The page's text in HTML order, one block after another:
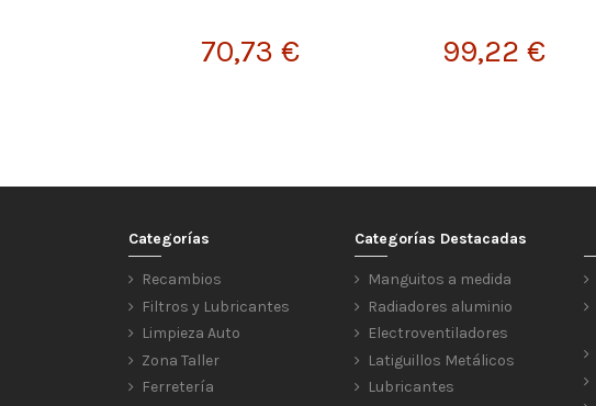
70,73 € 99,22 €
Categorías
Recambios
Filtros y Lubricantes
Limpieza Auto
Zona Taller
Ferretería
Categorías Destacadas
Manguitos a medida
Radiadores aluminio
Electroventiladores
Latiguillos Metálicos
Lubricantes